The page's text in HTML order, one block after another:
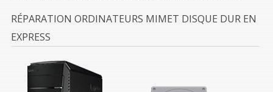
RÉPARATION ORDINATEURS MIMET DISQUE DUR EN
EXPRESS